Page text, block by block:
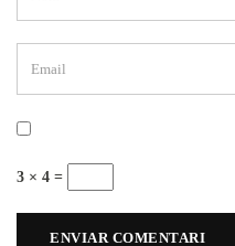
3 × 4 =